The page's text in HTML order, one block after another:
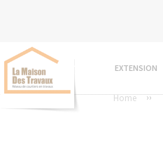
EXTENSION
Home